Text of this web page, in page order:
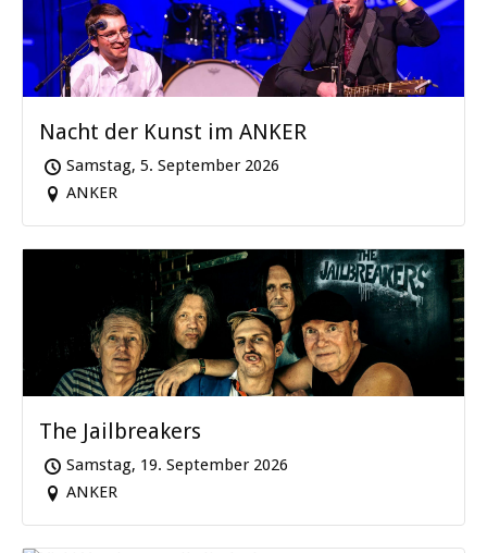
Nacht der Kunst im ANKER
Samstag, 5. September 2026
ANKER
The Jailbreakers
Samstag, 19. September 2026
ANKER